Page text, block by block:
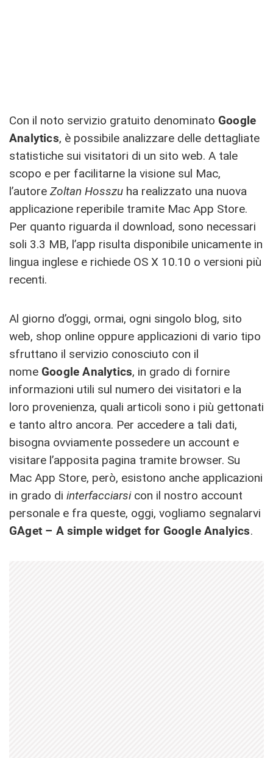
Con il noto servizio gratuito denominato Google
Analytics, è possibile analizzare delle dettagliate
statistiche sui visitatori di un sito web. A tale
scopo e per facilitarne la visione sul Mac,
l’autore Zoltan Hosszu ha realizzato una nuova
applicazione reperibile tramite Mac App Store.
Per quanto riguarda il download, sono necessari
soli 3.3 MB, l’app risulta disponibile unicamente in
lingua inglese e richiede OS X 10.10 o versioni più
recenti.
Al giorno d’oggi, ormai, ogni singolo blog, sito
web, shop online oppure applicazioni di vario tipo
sfruttano il servizio conosciuto con il
nome Google Analytics, in grado di fornire
informazioni utili sul numero dei visitatori e la
loro provenienza, quali articoli sono i più gettonati
e tanto altro ancora. Per accedere a tali dati,
bisogna ovviamente possedere un account e
visitare l’apposita pagina tramite browser. Su
Mac App Store, però, esistono anche applicazioni
in grado di interfacciarsicon il nostro account
personale e fra queste, oggi, vogliamo segnalarvi
GAget – A simple widget for Google Analyics.